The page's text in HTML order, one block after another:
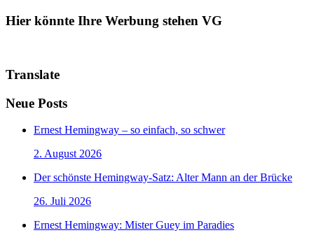
Hier könnte Ihre Werbung stehen VG
Translate
Neue Posts
Ernest Hemingway – so einfach, so schwer
2. August 2026
Der schönste Hemingway-Satz: Alter Mann an der Brücke
26. Juli 2026
Ernest Hemingway: Mister Guey im Paradies